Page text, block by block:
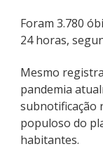
Foram 3.780
24 horas,
Mesmo
pandemia
subnotificação
populoso do
habitantes.